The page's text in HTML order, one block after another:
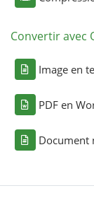
Convertir avec
Image en
PDF en
Document